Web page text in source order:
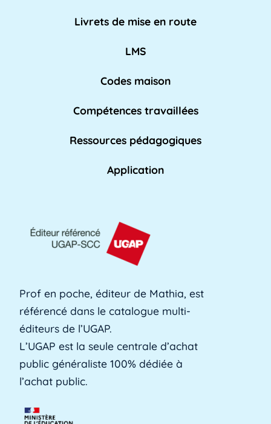
non-enseignant qui travaille dans les [...]
Affaires académiques
chargée de soutenir l'apprentissage et les [...]
L'AFPA, ou Association nationale pour la
formation professionnelle des adultes, est une
Alerte précoce
L'alerte précoce est un outil en ligne que les
établissements utilisent pour identifier les [...]
Lire plus »
Aménagements d'apprentissage
Livrets de mise en route
LMS
Codes maison
Compétences travaillées
Ressources pédagogiques
Application
Prof en poche, éditeur de Mathia, est
référencé dans le catalogue multi-
éditeurs de l’UGAP.
L’UGAP est la seule centrale d’achat
public généraliste 100% dédiée à
l’achat public.